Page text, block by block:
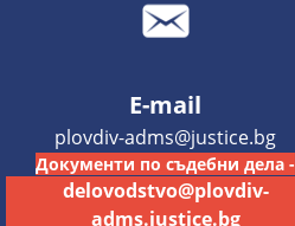
E-mail
plovdiv-adms@justice.bg
Документи по съдебни дела -
delovodstvo@plovdiv-
adms.justice.bg